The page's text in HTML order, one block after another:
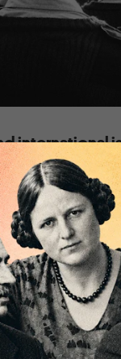
international
Ukraine-
ein.
ist eine
IAI News
Sicht mag es
Ukraine in
von der